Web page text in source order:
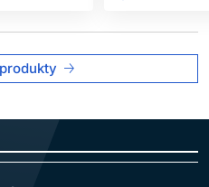
zasažení očí je ihned
rukavice.